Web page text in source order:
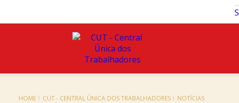
HOME CUT - CENTRAL ÚNICA DOS TRABALHADORES NOTÍCIAS